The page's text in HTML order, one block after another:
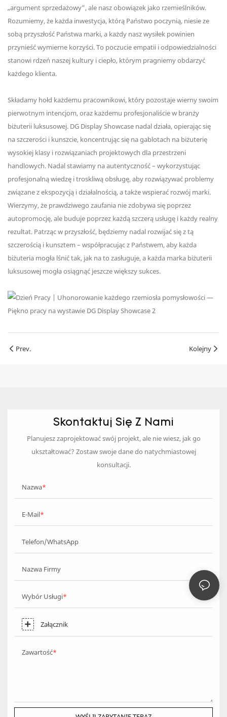
„argument sprzedażowy”, ale nasz obowiązek jako rzemieślników.
Rozumiemy, że każda inwestycja, którą Państwo poczynią, niesie ze
sobą przyszłość Państwa marki, a każdy nasz wysiłek powinien
przynieść wymierne korzyści. To poczucie empatii i odpowiedzialności
stanowi rdzeń naszej kultury i ciepło, którym pragniemy obdarzyć
każdego klienta.
Składamy hołd każdemu pracownikowi, który pozostaje wierny swoim
pierwotnym intencjom, oraz każdemu profesjonaliście w branży
biżuterii luksusowej. DG Display Showcase nadal działa, opierając się
na szczerości i kunszcie, koncentrując się na gablotach na biżuterię
wysokiej klasy i rozwiązaniach projektowych dla przestrzeni
handlowych. Nadal stawiamy na autentyczność – wykorzystując
profesjonalną wiedzę i troskliwą obsługę, aby rozwiązywać problemy
związane z ekspozycją i działalnością, a także wspierać rozwój marki.
Wierzymy, że prawdziwego zaufania nie zdobywa się poprzez
autopromocję, ale buduje poprzez każdą szczerą usługę i każdy realny
rezultat. Patrząc w przyszłość, będziemy nadal rozwijać się z tą
szczerością i kunsztem – współpracując z Państwem, aby każda
biżuteria mogła lśnić tak, jak na to zasługuje, a każda marka biżuterii
luksusowej mogła osiągnąć jeszcze większy sukces.
Prev. Kolejny
Skontaktuj Się Z Nami
Planujesz zaprojektować swój projekt, ale nie wiesz, jak go
ukształtować? Zostaw swoje dane do natychmiastowej
konsultacji.
Nazwa
E-Mail
Telefon/WhatsApp
Nazwa Firmy
Wybór Usługi
Załącznik
Zawartość